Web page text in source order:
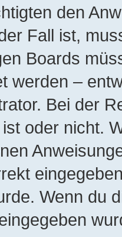
den
Fall ist,
Boards
werden –
Bei der
oder nicht.
Wenn du